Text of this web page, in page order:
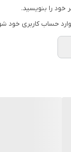
خود را بنویسید.
حساب کاربری خود